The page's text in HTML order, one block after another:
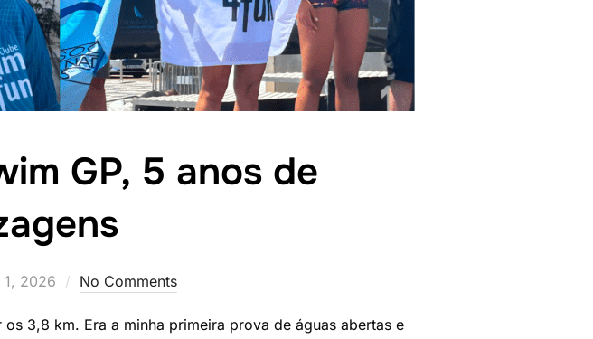
GP, 5 anos de
1, 2026 No Comments
3,8 km. Era a minha primeira prova de águas abertas e